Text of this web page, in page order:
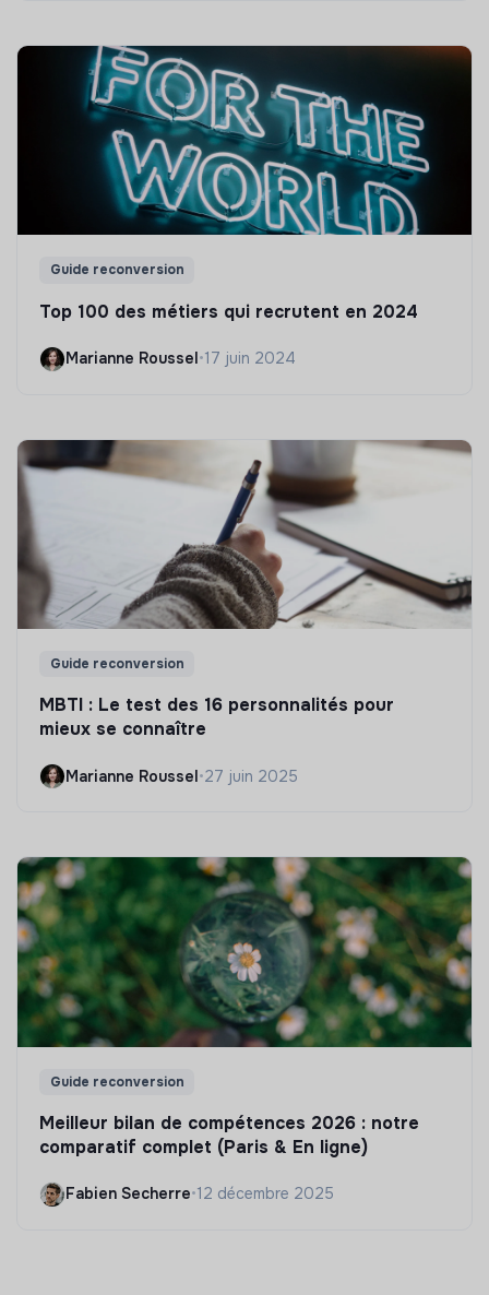
Guide reconversion
Top 100 des métiers qui recrutent en 2024
Marianne Roussel•17 juin 2024
Guide reconversion
MBTI : Le test des 16 personnalités pour
mieux se connaître
Marianne Roussel•27 juin 2025
Guide reconversion
Meilleur bilan de compétences 2026 : notre
comparatif complet (Paris & En ligne)
Fabien Secherre•12 décembre 2025